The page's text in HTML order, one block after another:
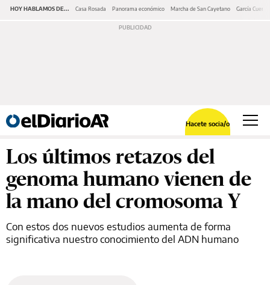
HOY HABLAMOS DE... Casa Rosada Panorama económico Marcha de San Cayetano García Cuerva
Hacete socia/o
Los últimos retazos del
genoma humano vienen de
la mano del cromosoma Y
Con estos dos nuevos estudios aumenta de forma
significativa nuestro conocimiento del ADN humano